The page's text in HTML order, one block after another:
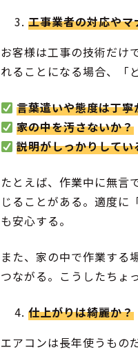
工事業者の対応や
お客様は工事の技術だけ
れることになる場合、「
言葉遣いや態度は丁寧
家の中を汚さないか？
説明がしっかりしてい
たとえば、作業中に無言
じることがある。適度に
も安心する。
また、家の中で作業する
つながる。こうしたちょ
仕上がりは綺麗か？
エアコンは長年使うもの